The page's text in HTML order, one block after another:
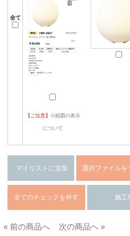
全て
【ご注意】 小組図の表示
について
« 前の商品へ
次の商品へ »